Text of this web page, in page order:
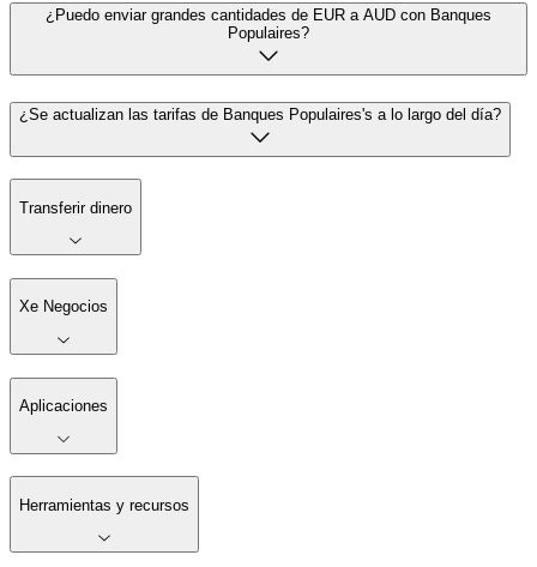
¿Puedo enviar grandes cantidades de EUR a AUD con Banques
Populaires?
¿Se actualizan las tarifas de Banques Populaires's a lo largo del día?
Transferir dinero
Xe Negocios
Aplicaciones
Herramientas y recursos